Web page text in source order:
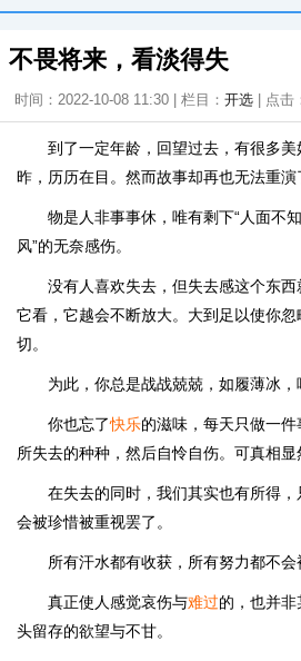
不畏将来，看淡得失
时间：2022-10-08 11:30 | 栏目： 开选 | 点击
到了一定年龄，回望过去，有很多
昨，历历在目。然而故事却再也无法重演
物是人非事事休，唯有剩下“人面不
风”的无奈感伤。
没有人喜欢失去，但失去感这个东
它看，它越会不断放大。大到足以使你
切。
为此，你总是战战兢兢，如履薄冰，
你也忘了快乐的滋味，每天只做一
所失去的种种，然后自怜自伤。可真相显
在失去的同时，我们其实也有所得
会被珍惜被重视罢了。
所有汗水都有收获，所有努力都不会
真正使人感觉哀伤与难过的，也并
头留存的欲望与不甘。